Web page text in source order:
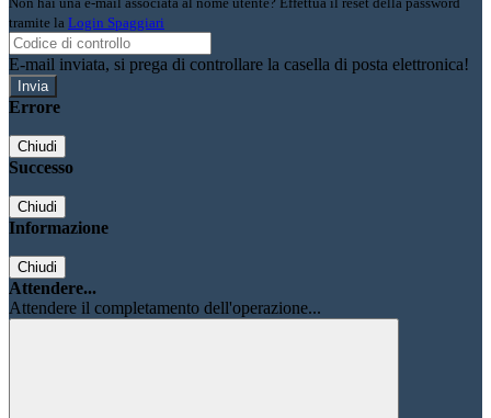
tramite la Login Spaggiari
E-mail inviata, si prega di controllare la casella di posta elettronica!
Errore
Chiudi
Successo
Chiudi
Informazione
Chiudi
Attendere...
Attendere il completamento dell'operazione...